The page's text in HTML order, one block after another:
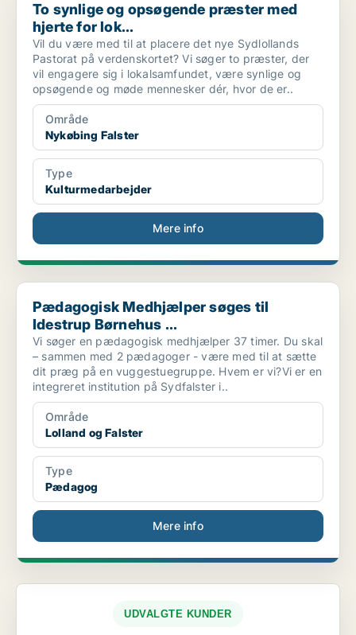
To synlige og opsøgende præster med
hjerte for lok...
Vil du være med til at placere det nye Sydlollands
Pastorat på verdenskortet? Vi søger to præster, der
vil engagere sig i lokalsamfundet, være synlige og
opsøgende og møde mennesker dér, hvor de er..
Område
Nykøbing Falster
Type
Kulturmedarbejder
Mere info
Pædagogisk Medhjælper søges til Idestrup Børnehus ...
Pædagogisk Medhjælper søges til
Idestrup Børnehus ...
Vi søger en pædagogisk medhjælper 37 timer. Du skal
– sammen med 2 pædagoger - være med til at sætte
dit præg på en vuggestuegruppe. Hvem er vi?Vi er en
integreret institution på Sydfalster i..
Område
Lolland og Falster
Type
Pædagog
Mere info
UDVALGTE KUNDER